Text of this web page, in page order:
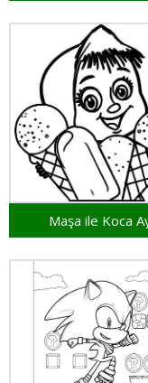
Maşa ile Koca